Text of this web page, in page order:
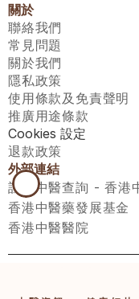
關於
聯絡我們
常見問題
關於我們
隱私政策
使用條款及免責聲明
推廣用途條款
Cookies 設定
退款政策
外部連結
註冊中醫查詢 - 香港
香港中醫藥發展基金
香港中醫醫院
醫師匯有限公司
reserved. 台灣地區：統